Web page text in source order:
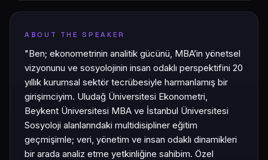
ABOUT THE SPEAKER
​"Ben; ekonometrinin analitik gücünü, MBA’in yönetsel
vizyonunu ve sosyolojinin insan odaklı perspektifini 20
yıllık kurumsal sektör tecrübesiyle harmanlamış bir
girişimciyim. Uludağ Üniversitesi Ekonometri,
Beykent Üniversitesi MBA ve İstanbul Üniversitesi
Sosyoloji alanlarındaki multidisipliner eğitim
geçmişimle; veri, yönetim ve insan odaklı dinamikleri
bir arada analiz etme yetkinliğine sahibim. Özel